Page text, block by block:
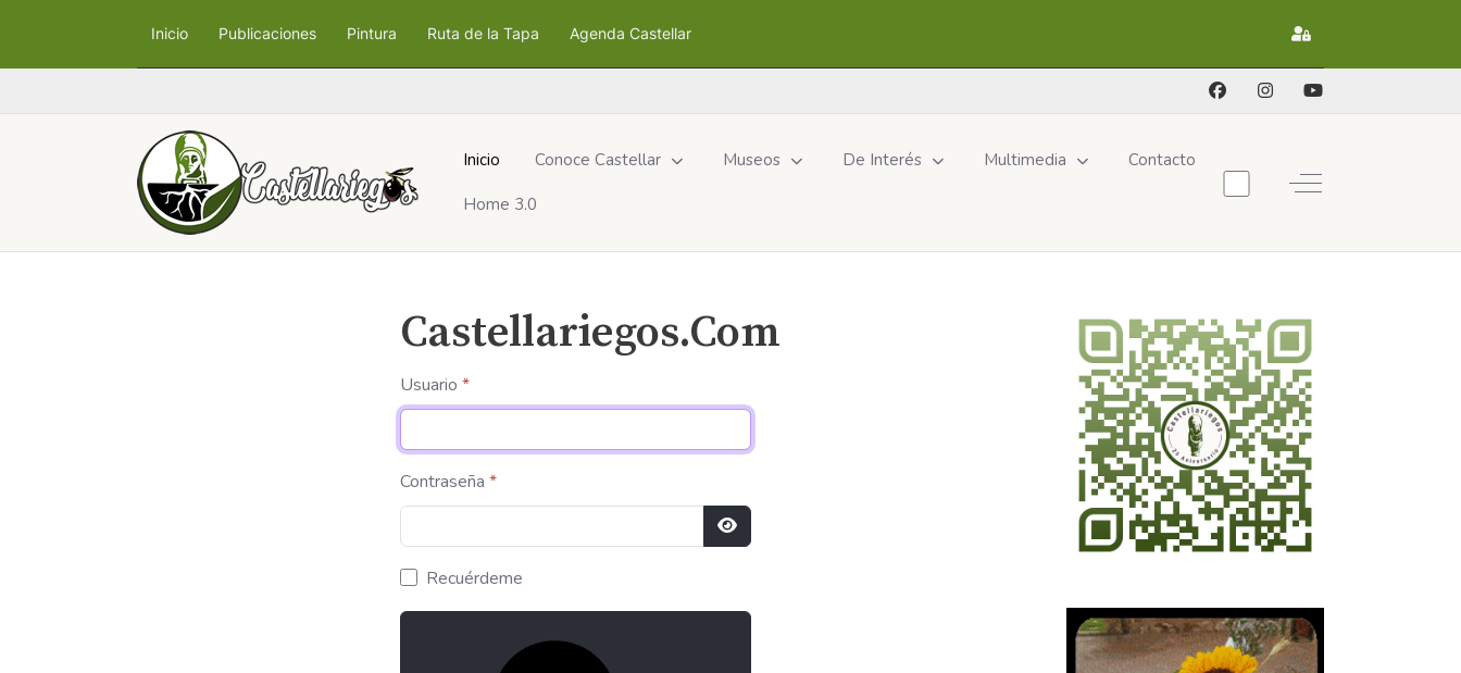
Inicio Publicaciones Pintura Ruta de la Tapa Agenda Castellar Registrarse
Inicio Conoce Castellar Museos De Interés Multimedia Contacto
Home 3.0
Off-Canvas Toggle
Castellariegos.Com
Usuario *
Contraseña *
Mostrar contraseña
Recuérdeme